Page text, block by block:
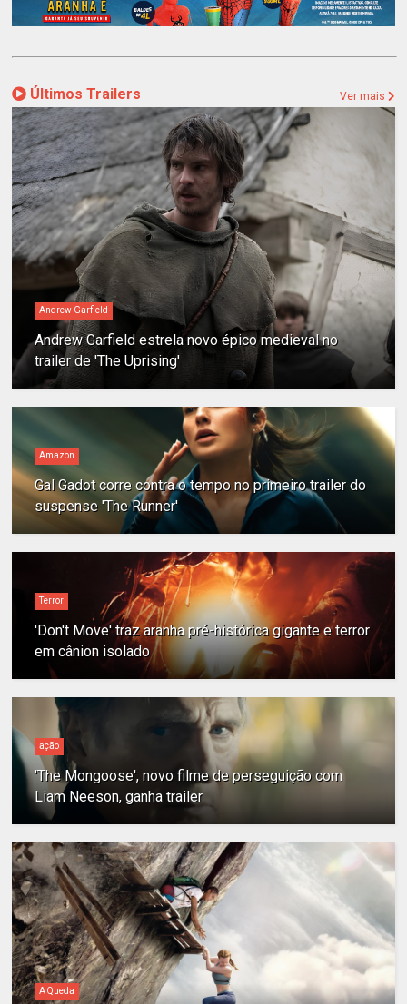
Últimos Trailers Ver mais
Andrew Garfield
Andrew Garfield estrela novo épico medieval no
trailer de 'The Uprising'
Amazon
Gal Gadot corre contra o tempo no primeiro trailer do
suspense 'The Runner'
Terror
'Don't Move' traz aranha pré-histórica gigante e terror
em cânion isolado
ação
'The Mongoose', novo filme de perseguição com
Liam Neeson, ganha trailer
A Queda